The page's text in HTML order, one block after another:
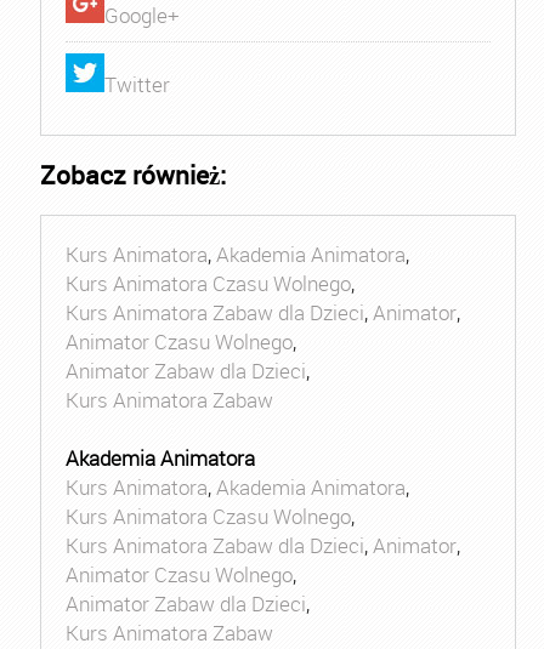
Google+
Twitter
Zobacz również:
Kurs Animatora,Akademia Animatora,
Kurs Animatora Czasu Wolnego,
Kurs Animatora Zabaw dla Dzieci,Animator,
Animator Czasu Wolnego,
Animator Zabaw dla Dzieci,
Kurs Animatora Zabaw
Akademia Animatora
Kurs Animatora,Akademia Animatora,
Kurs Animatora Czasu Wolnego,
Kurs Animatora Zabaw dla Dzieci,Animator,
Animator Czasu Wolnego,
Animator Zabaw dla Dzieci,
Kurs Animatora Zabaw